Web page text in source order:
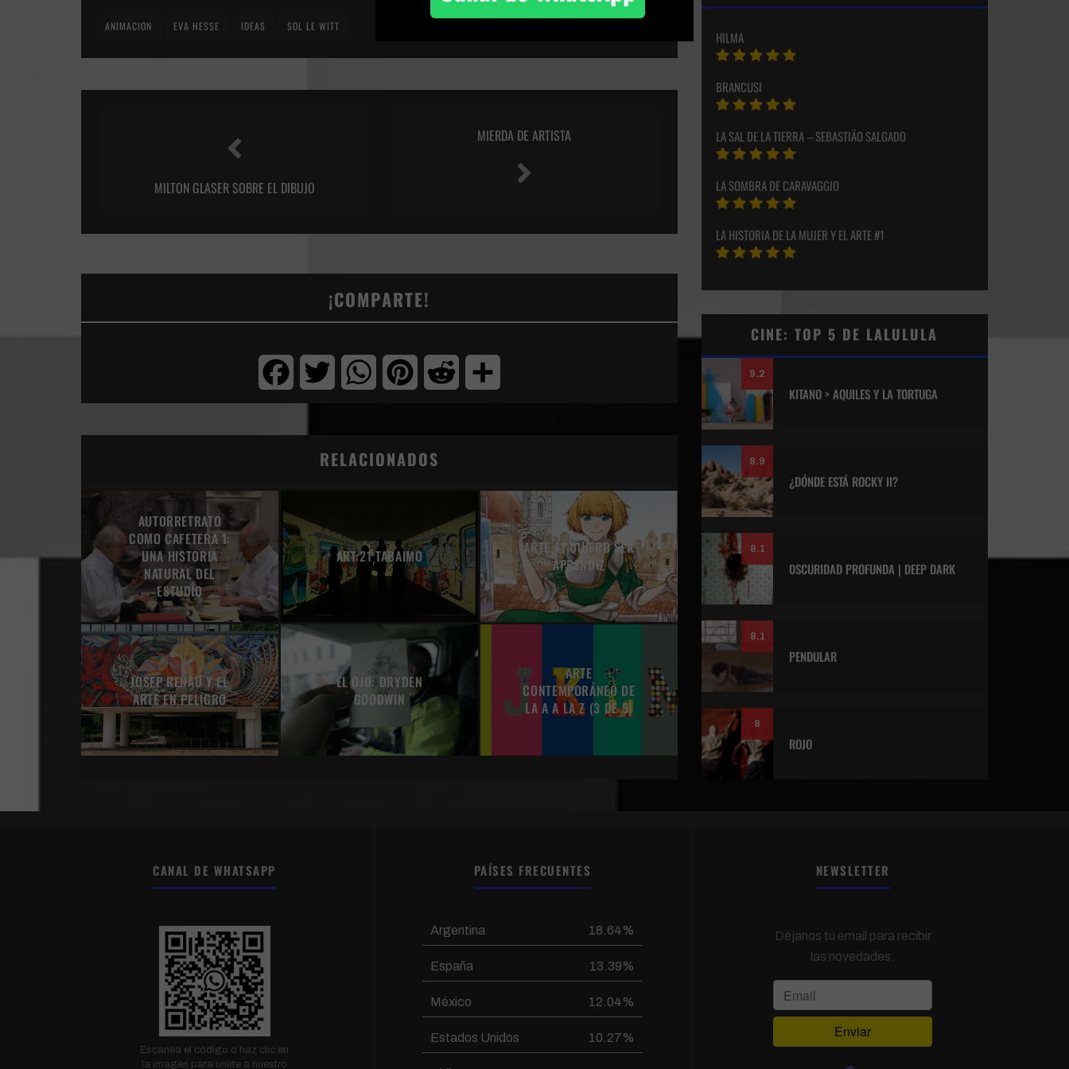
ANIMACION EVA HESSE IDEAS SOL LE WITT
MILTON GLASER SOBRE EL DIBUJO
MIERDA DE ARTISTA
¡COMPARTE!
FacebookTwitter WhatsAppPinterest Reddit
RELACIONADOS
AUTORRETRATO
COMO CAFETERA 1:
UNA HISTORIA
NATURAL DEL
ESTUDIO
ART:21 TABAIMO
ARTE #1 QUIERO SER
APRENDIZ
JOSEP RENAU Y EL
ARTE EN PELIGRO
EL OJO: DRYDEN
GOODWIN
ARTE
CONTEMPORÁNEO DE
LA A A LA Z (3 DE 5)
HILMA
BRANCUSI
LA SAL DE LA TIERRA – SEBASTIÃO SALGADO
LA SOMBRA DE CARAVAGGIO
LA HISTORIA DE LA MUJER Y EL ARTE #1
CINE: TOP 5 DE LALULULA
9.2
KITANO > AQUILES Y LA TORTUGA
8.9
¿DÓNDE ESTÁ ROCKY II?
8.1
OSCURIDAD PROFUNDA | DEEP DARK
8.1
PENDULAR
8
ROJO
CANAL DE WHATSAPP
Escanea el código o haz clic en
la imagen para unirte a nuestro
PAÍSES FRECUENTES
Argentina 18.64%
España 13.39%
México 12.04%
Estados Unidos 10.27%
NEWSLETTER
Déjanos tu email para recibir
las novedades: